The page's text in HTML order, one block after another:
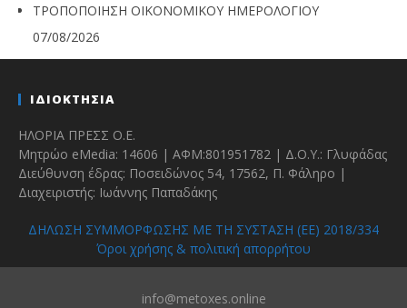
ΤΡΟΠΟΠΟΙΗΣΗ ΟΙΚΟΝΟΜΙΚΟΥ ΗΜΕΡΟΛΟΓΙΟΥ
07/08/2026
ΙΔΙΟΚΤΗΣΙΑ
ΗΛΟΡΙΑ ΠΡΕΣΣ Ο.Ε.
Μητρώο eMedia: 14606 | ΑΦΜ:801951782 | Δ.Ο.Υ.: Γλυφάδας
Διεύθυνση έδρας: Ποσειδώνος 54, 17562, Π. Φάληρο |
Διαχειριστής: Ιωάννης Παπαδάκης
ΔΗΛΩΣΗ ΣΥΜΜΟΡΦΩΣΗΣ ΜΕ ΤΗ ΣΥΣΤΑΣΗ (ΕΕ) 2018/334
Όροι χρήσης & πολιτική απορρήτου
info@metoxes.online